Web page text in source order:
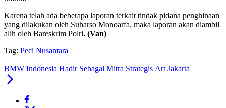
Karena telah ada beberapa laporan terkait tindak pidana penghinaan
yang dilakukan oleh Suharso Monoarfa, maka laporan akan diambil
alih oleh Bareskrim Polri. (Van)
Tag: Peci Nusantara
BMW Indonesia Hadir Sebagai Mitra Strategis Art Jakarta